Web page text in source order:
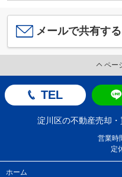
メールで共有する
ペー
TEL
淀川区の不動産売却
営業時
定
ホーム